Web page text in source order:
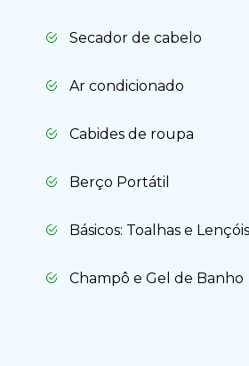
Secador de cabelo
Ar condicionado
Cabides de roupa
Berço Portátil
Básicos: Toalhas e Lençóis
Champô e Gel de Banho